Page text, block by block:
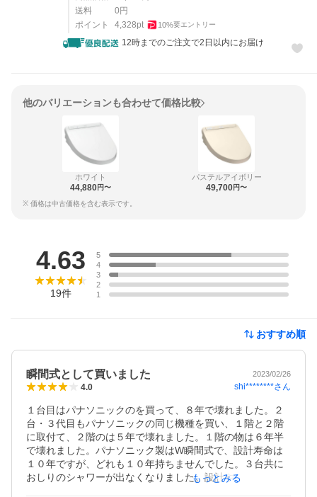
送料
0 円
ポイント
4,328pt 10%要エントリー
12時までのご注文で2日以内にお届け
他のバリエーションも合わせて価格比較
ホワイト
44,880円〜
パステルアイボリー
49,700円〜
※ 価格は中古価格を含む表示です。
4.63
19件
5
4
3
2
1
おすすめ順
瞬間式として買いました 2023/02/26
4.0 shi********さん
１台目はパナソニックのを買って、８年で壊れました。２
台・３代目もパナソニックの同じ機種を買い、１階と２階
に取付て、２階のは５年で壊れました。１階の物は６年半
で壊れました。パナソニック製はW瞬間式で、設計寿命は
１０年ですが、どれも１０年持ちませんでした。３台共に
おしりのシャワーが出なくなりました。設計や製造に問題
もっとみる